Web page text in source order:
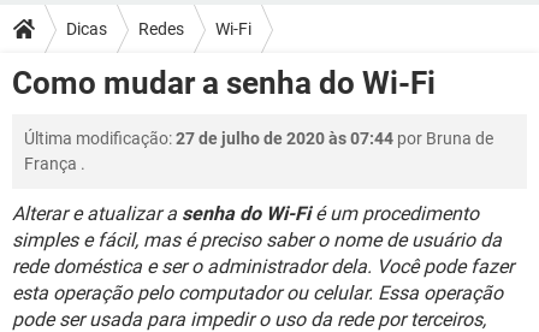
CELULAR
OUTLOOK EXCEL
GUIA DE COMPRAS
DICAS
JOGOS
CELULAR FACEBOOK
OUTLOOK EXCEL
GUIA DE COMPRAS
DOWNLOADS
CELULAR
INSTAGRAM GMAIL
GUIA DE COMPRAS
FÓRUM
CELULAR FACEBOOK
OUTLOOK EXCEL
INSTAGRAM GMAIL
JOGOS WHATSAPP
FACEBOOK
OUTLOOK EXCEL
Dicas Redes Wi-Fi
Como mudar a senha do Wi-Fi
Última modificação:27 de julho de 2020 às 07:44 por Bruna de
França .
Alterar e atualizar a senha do Wi-Fié um procedimento
simples e fácil, mas é preciso saber o nome de usuário da
rede doméstica e ser o administrador dela. Você pode fazer
esta operação pelo computador ou celular. Essa operação
pode ser usada para impedir o uso da rede por terceiros,